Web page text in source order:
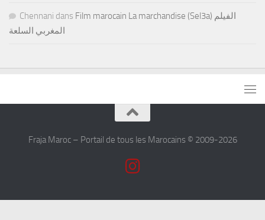
Chennani dans Film marocain La marchandise (Sel3a) الفيلم
المغربي السلعة
Fraja Maroc – Portail de tous les Marocains © 2009-2026